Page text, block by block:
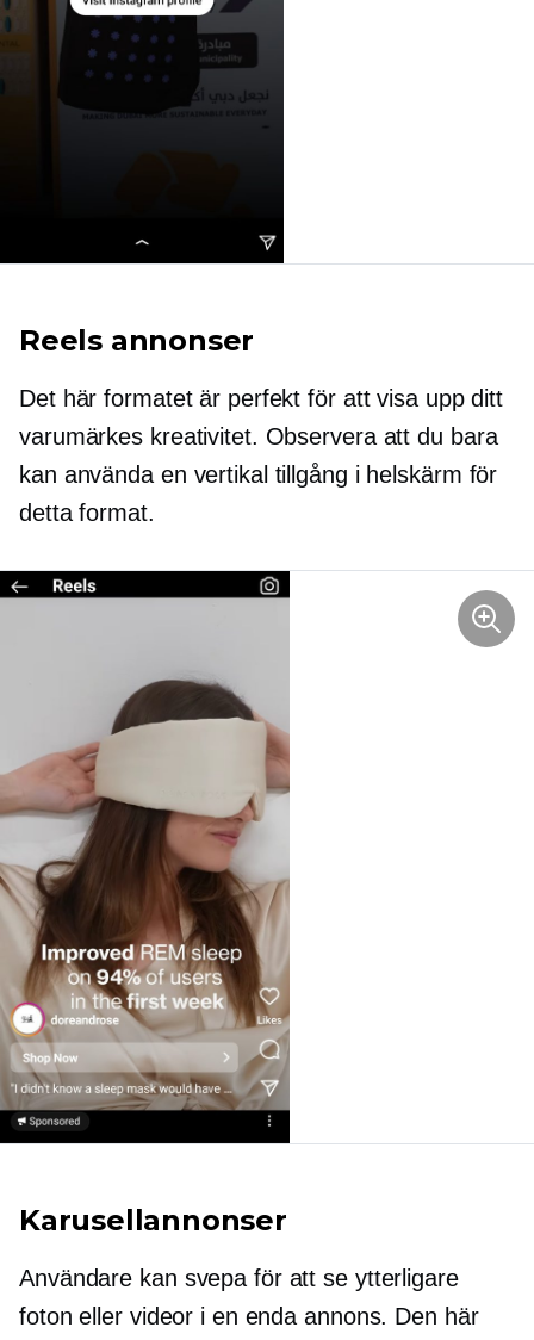
Reels annonser
Det här formatet är perfekt för att visa upp ditt
varumärkes kreativitet. Observera att du bara
kan använda en vertikal tillgång i helskärm för
detta format.
Karusellannonser
Användare kan svepa för att se ytterligare
foton eller videor i en enda annons. Den här